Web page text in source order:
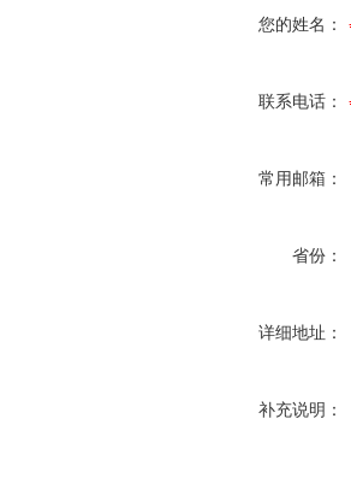
您的姓名：
联系电话：
常用邮箱：
省份：
详细地址：
补充说明：